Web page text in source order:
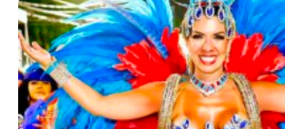
Dani Sant’Anna É Confirmada
De Bateria Da Independentes
Para O Carnaval 2027